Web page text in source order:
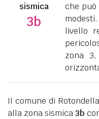
sismica
3b
che può
livello
zona
Il comune di
alla zona sismica3b